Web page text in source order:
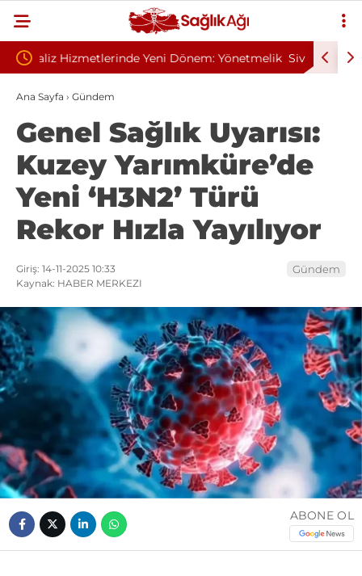
Yönetmelik Sivilce Sandı, Cilt Kanseri Çıktı: Ameliyattan 60
Dikişle Uyandı
Ana Sayfa › Gündem
Genel Sağlık Uyarısı:
Kuzey Yarımküre’de
Yeni ‘H3N2’ Türü
Rekor Hızla Yayılıyor
Giriş: 14-11-2025 10:33
Kaynak: HABER MERKEZI
Gündem
ABONE OL